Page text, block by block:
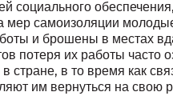
социального обеспечения,
мер самоизоляции
и брошены в местах
потеря их работы часто
стране, в то время как
им вернуться на свою